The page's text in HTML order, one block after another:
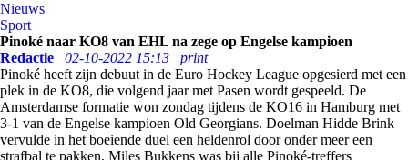
Nieuws
Sport
Pinoké naar KO8 van EHL na zege op Engelse kampioen
Redactie
02-10-2022 15:13
print
Pinoké heeft zijn debuut in de Euro Hockey League opgesierd met een
plek in de KO8, die volgend jaar met Pasen wordt gespeeld. De
Amsterdamse formatie won zondag tijdens de KO16 in Hamburg met
3-1 van de Engelse kampioen Old Georgians. Doelman Hidde Brink
vervulde in het boeiende duel een heldenrol door onder meer een
strafbal te pakken, Miles Bukkens was bij alle Pinoké-treffers